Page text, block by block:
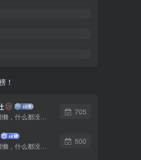
！
这家伙很懒，什么都没有写...
705
这家伙很懒，什么都没有写...
500